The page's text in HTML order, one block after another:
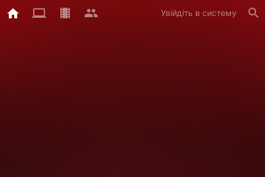
Увійдіть в систему